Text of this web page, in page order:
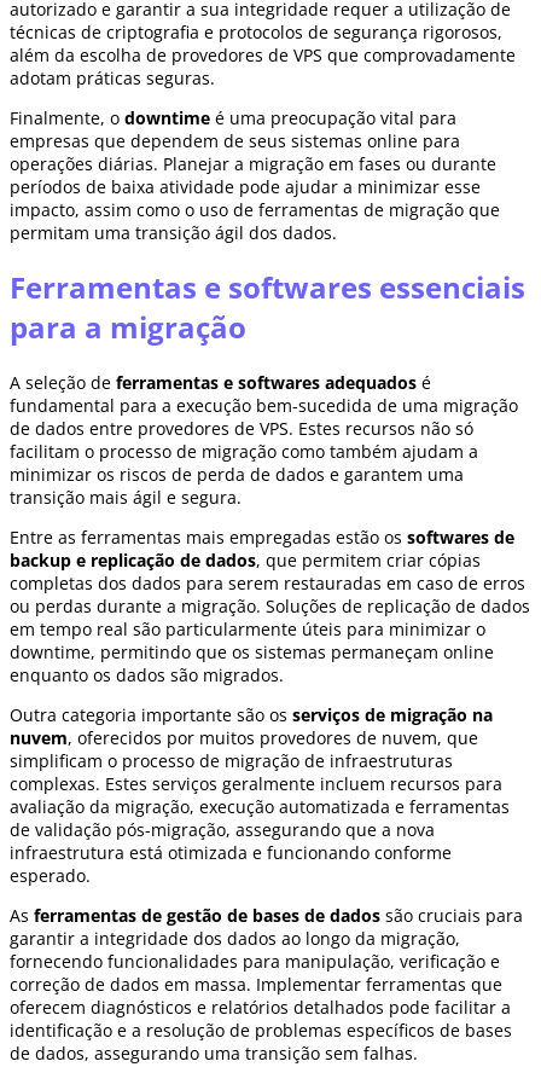
autorizado e garantir a sua integridade requer a utilização de
técnicas de criptografia e protocolos de segurança rigorosos,
além da escolha de provedores de VPS que comprovadamente
adotam práticas seguras.
Finalmente, o downtime é uma preocupação vital para
empresas que dependem de seus sistemas online para
operações diárias. Planejar a migração em fases ou durante
períodos de baixa atividade pode ajudar a minimizar esse
impacto, assim como o uso de ferramentas de migração que
permitam uma transição ágil dos dados.
Ferramentas e softwares essenciais
para a migração
A seleção de ferramentas e softwares adequados é
fundamental para a execução bem-sucedida de uma migração
de dados entre provedores de VPS. Estes recursos não só
facilitam o processo de migração como também ajudam a
minimizar os riscos de perda de dados e garantem uma
transição mais ágil e segura.
Entre as ferramentas mais empregadas estão os softwares de
backup e replicação de dados, que permitem criar cópias
completas dos dados para serem restauradas em caso de erros
ou perdas durante a migração. Soluções de replicação de dados
em tempo real são particularmente úteis para minimizar o
downtime, permitindo que os sistemas permaneçam online
enquanto os dados são migrados.
Outra categoria importante são os serviços de migração na
nuvem, oferecidos por muitos provedores de nuvem, que
simplificam o processo de migração de infraestruturas
complexas. Estes serviços geralmente incluem recursos para
avaliação da migração, execução automatizada e ferramentas
de validação pós-migração, assegurando que a nova
infraestrutura está otimizada e funcionando conforme
esperado.
As ferramentas de gestão de bases de dados são cruciais para
garantir a integridade dos dados ao longo da migração,
fornecendo funcionalidades para manipulação, verificação e
correção de dados em massa. Implementar ferramentas que
oferecem diagnósticos e relatórios detalhados pode facilitar a
identificação e a resolução de problemas específicos de bases
de dados, assegurando uma transição sem falhas.